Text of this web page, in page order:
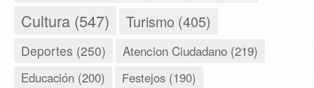
Cultura (547) Turismo (405)
Deportes (250) Atencion Ciudadano (219)
Educación (200) Festejos (190)